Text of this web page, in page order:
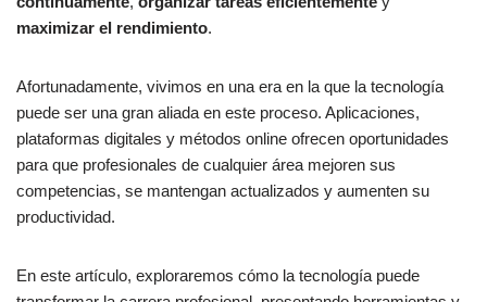
maximizar el rendimiento.
Afortunadamente, vivimos en una era en la que la tecnología
puede ser una gran aliada en este proceso. Aplicaciones,
plataformas digitales y métodos online ofrecen oportunidades
para que profesionales de cualquier área mejoren sus
competencias, se mantengan actualizados y aumenten su
productividad.
En este artículo, exploraremos cómo la tecnología puede